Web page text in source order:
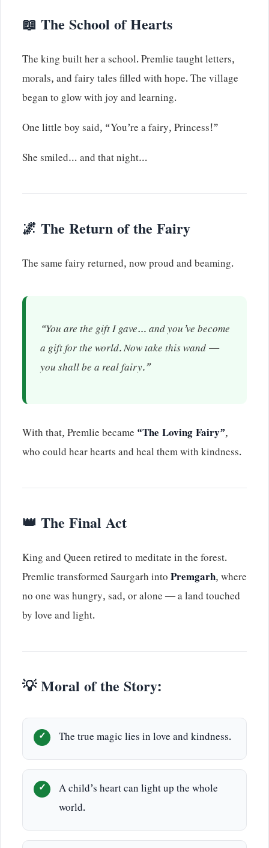
📖 The School of Hearts
The king built her a school. Premlie taught letters,
morals, and fairy tales filled with hope. The village
began to glow with joy and learning.
One little boy said, “You’re a fairy, Princess!”
She smiled… and that night…
🌌 The Return of the Fairy
The same fairy returned, now proud and beaming.
“You are the gift I gave… and you’ve become
a gift for the world. Now take this wand —
you shall be a real fairy.”
With that, Premlie became “The Loving Fairy”,
who could hear hearts and heal them with kindness.
👑 The Final Act
King and Queen retired to meditate in the forest.
Premlie transformed Saurgarh intoPremgarh, where
no one was hungry, sad, or alone — a land touched
by love and light.
💡 Moral of the Story:
The true magic lies in love and kindness.
A child’s heart can light up the whole
world.